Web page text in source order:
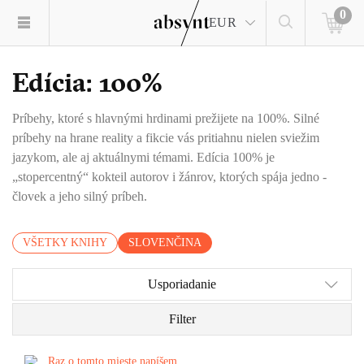
EUR
0
Edícia: 100%
Príbehy, ktoré s hlavnými hrdinami prežijete na 100%. Silné
príbehy na hrane reality a fikcie vás pritiahnu nielen sviežim
jazykom, ale aj aktuálnymi témami. Edícia 100% je
„stopercentný“ kokteil autorov i žánrov, ktorých spája jedno -
človek a jeho silný príbeh.
VŠETKY KNIHY SLOVENČINA
Usporiadanie
Filter